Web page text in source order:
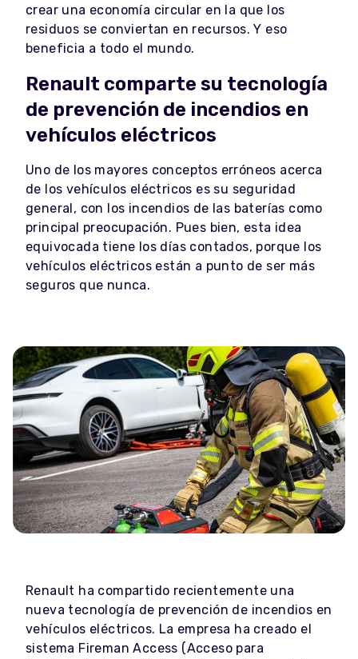
crear una economía circular en la que los
residuos se conviertan en recursos. Y eso
beneficia a todo el mundo.
Renault comparte su tecnología
de prevención de incendios en
vehículos eléctricos
Uno de los mayores conceptos erróneos acerca
de los vehículos eléctricos es su seguridad
general, con los incendios de las baterías como
principal preocupación. Pues bien, esta idea
equivocada tiene los días contados, porque los
vehículos eléctricos están a punto de ser más
seguros que nunca.
Renault ha compartido recientemente una
nueva tecnología de prevención de incendios en
vehículos eléctricos. La empresa ha creado el
sistema Fireman Access (Acceso para